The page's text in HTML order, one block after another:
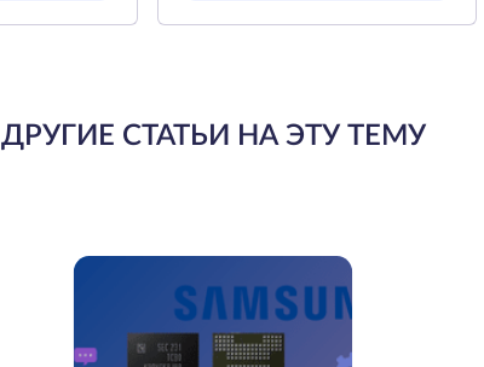
ДРУГИЕ СТАТЬИ НА ЭТУ ТЕМУ